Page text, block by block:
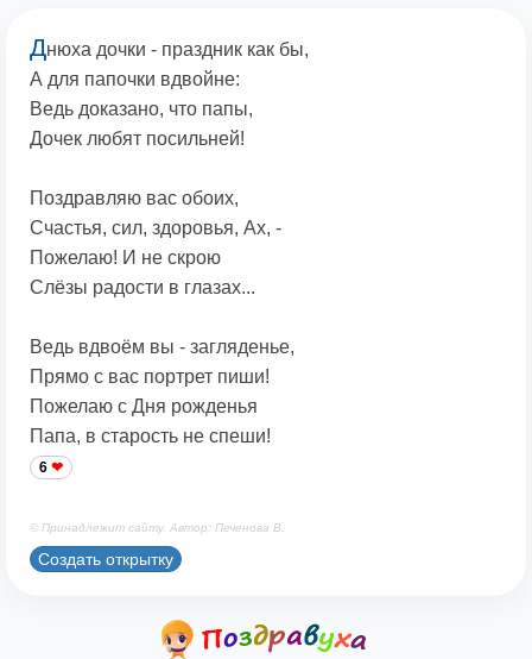
Днюха дочки - праздник как бы,
А для папочки вдвойне:
Ведь доказано, что папы,
Дочек любят посильней!
Поздравляю вас обоих,
Счастья, сил, здоровья, Ах, -
Пожелаю! И не скрою
Слёзы радости в глазах...
Ведь вдвоём вы - загляденье,
Прямо с вас портрет пиши!
Пожелаю с Дня рожденья
Папа, в старость не спеши!
6
© Принадлежит сайту. Автор: Печенова В.
Создать открытку